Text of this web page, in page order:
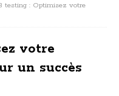
testing : Optimisez votre
votre
un succès